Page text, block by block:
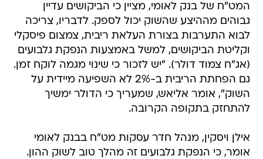
המט"ח של בנק לאומי, מציין כי הביקושים עדיין
גבוהים מההיצע שהשוק יכול לספק. לדבריו, צריכה
לבוא התערבות בצורת העלאת ריבית, צמצום פיסקלי
וקליטת הביקושים, למשל באמצעות הנפקת גלבועים
(אג"ח צמוד דולר). "יש לזכור כי שינוי מגמה לוקח זמן.
גם הפחתת הריבית ב-2% לא השפיעה מיידית על
השוק", אומר אליאש, שמעריך כי הדולר ימשיך
להתחזק בתקופה הקרובה.
אילן ויסקין, מנהל חדר עסקות מט"ח בבנק לאומי
אומר, כי הנפקת גלבועים זה מהלך טוב לשוק ההון.